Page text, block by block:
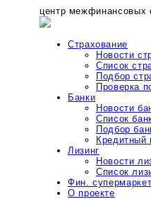
центр межфинансовых
Страхование
Новости
Список
Подбор
Проверка
Банки
Новости
Список
Подбор
Кредитный
Лизинг
Новости
Список
Фин.
О проекте